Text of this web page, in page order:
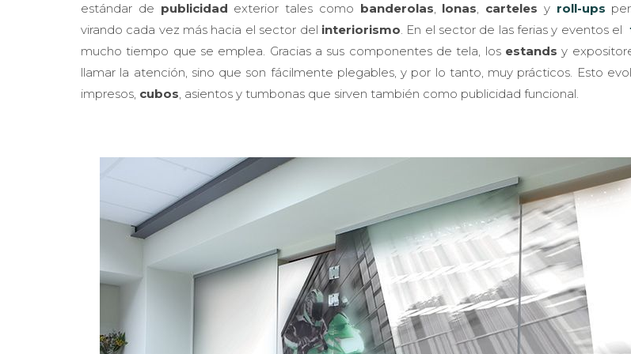
estándar de publicidad exterior tales como banderolas, lonas, carteles yroll-ups
virando cada vez más hacia el sector del interiorismo. En el sector de las ferias y eventos el
mucho tiempo que se emplea. Gracias a sus componentes de tela, los estands y
llamar la atención, sino que son fácilmente plegables, y por lo tanto, muy prácticos. Esto
impresos, cubos, asientos y tumbonas que sirven también como publicidad funcional.